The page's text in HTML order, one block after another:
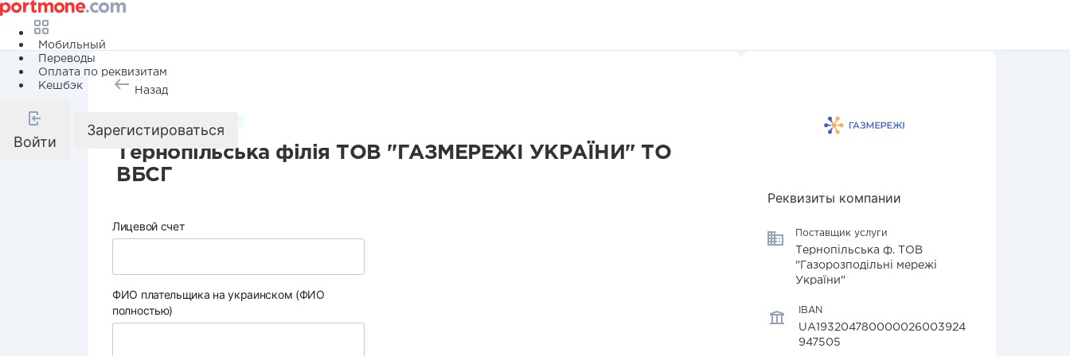
Мобильный
Переводы
Оплата по реквизитам
Кешбэк
Войти
Зарегистироваться
Назад
Тернопільська філія ТОВ "ГАЗМЕРЕЖІ УКРАЇНИ" ТО
ВБСГ
Лицевой счет
ФИО плательщика на украинском (ФИО
полностью)
Реквизиты компании
Поставщик услуги
Тернопільська ф. ТОВ
"Газорозподільні мережі
України"
IBAN
UA193204780000026003924
947505